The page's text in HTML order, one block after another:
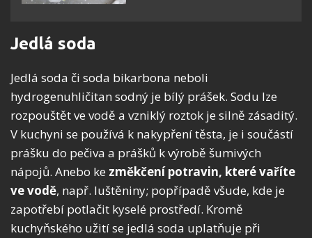
Jedlá soda
Jedlá soda či soda bikarbona neboli
hydrogenuhličitan sodný je bílý prášek. Sodu lze
rozpouštět ve vodě a vzniklý roztok je silně zásaditý.
V kuchyni se používá k nakypření těsta, je i součástí
prášku do pečiva a prášků k výrobě šumivých
nápojů. Anebo ke změkčení potravin, které vaříte
ve vodě, např. luštěniny; popřípadě všude, kde je
zapotřebí potlačit kyselé prostředí. Kromě
kuchyňského užití se jedlá soda uplatňuje při